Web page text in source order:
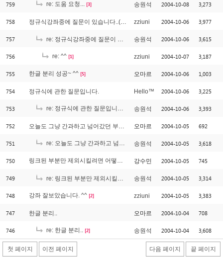
759 re: 도움 요청... [3] 송원석 2004-10-08 3,273
758 정규식강좌중에 질문이 있습니다..(소스질문 아니에요.. ^^) zziuni 2004-10-06 3,977
757 re: 정규식강좌중에 질문이 있습니다..(소스질문 아니에요.. ^^) 송원석 2004-10-06 3,615
756 re: ^^ [1] zziuni 2004-10-07 3,187
755 한글 분리 성공~ ^^ [5] 오마르 2004-10-06 1,003
754 정규식에 관한 질문입니다. Hello™ 2004-10-06 3,225
753 re: 정규식에 관한 질문입니다. 송원석 2004-10-06 3,393
752 오늘도 그냥 간과하고 넘어갔던 부분 질문인데요.. ^^ 오마르 2004-10-05 692
751 re: 오늘도 그냥 간과하고 넘어갔던 부분 질문인데요.. ^^ 송원석 2004-10-05 3,618
750 링크된 부분만 제외시킬려면 어떻게 하는지... [1]
강수민 2004-10-05 745
749 re: 링크된 부분만 제외시킬려면 어떻게 하는지... 송원석 2004-10-05 3,314
748 강좌 잘보았습니다. ^^ [2] zziuni 2004-10-05 3,383
747 한글 분리.. 오마르 2004-10-04 708
746 re: 한글 분리.. [2] 송원석 2004-10-04 3,608
첫 페이지 이전 페이지 다음 페이지 끝 페이지